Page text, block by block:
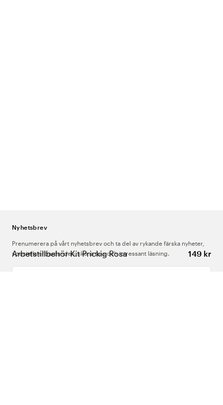
Arbetstillbehör Kit Prickig Rosa 149 kr
Nyhetsbrev
Prenumerera på vårt nyhetsbrev och ta del av rykande färska nyheter,
speciella erbjudanden, sköna tips och intressant läsning.
Ange din e-postadress